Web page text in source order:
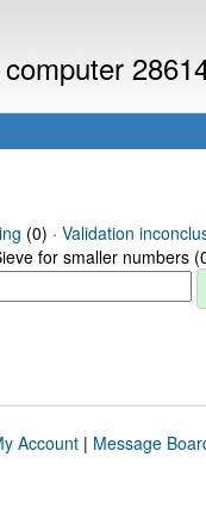
(0) · Validation
for smaller numbers
Account| Message